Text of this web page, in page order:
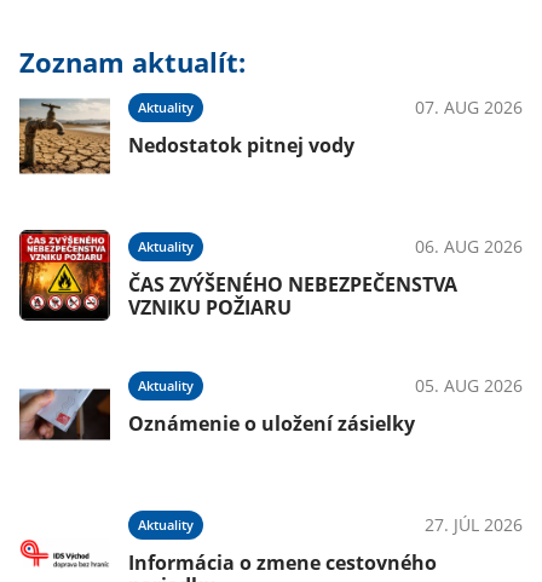
Zoznam aktualít:
Aktuality 07. AUG 2026
Nedostatok pitnej vody
Aktuality 06. AUG 2026
ČAS ZVÝŠENÉHO NEBEZPEČENSTVA
VZNIKU POŽIARU
Aktuality 05. AUG 2026
Oznámenie o uložení zásielky
Aktuality 27. JÚL 2026
Informácia o zmene cestovného